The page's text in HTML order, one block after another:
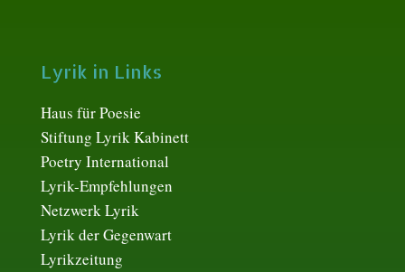
Lyrik in Links
Haus für Poesie
Stiftung Lyrik Kabinett
Poetry International
Lyrik-Empfehlungen
Netzwerk Lyrik
Lyrik der Gegenwart
Lyrikzeitung